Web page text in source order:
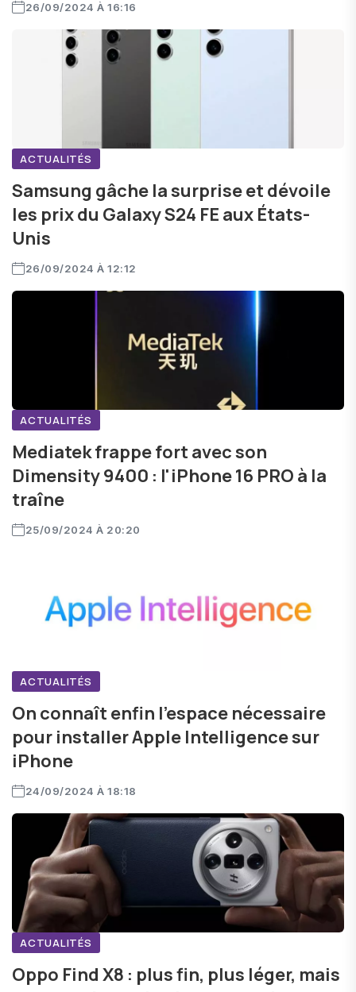
26/09/2024 À 16:16
ACTUALITÉS
Samsung gâche la surprise et dévoile
les prix du Galaxy S24 FE aux États-
Unis
26/09/2024 À 12:12
ACTUALITÉS
Mediatek frappe fort avec son
Dimensity 9400 : l'iPhone 16 PRO à la
traîne
25/09/2024 À 20:20
ACTUALITÉS
On connaît enfin l'espace nécessaire
pour installer Apple Intelligence sur
iPhone
24/09/2024 À 18:18
ACTUALITÉS
Oppo Find X8 : plus fin, plus léger, mais